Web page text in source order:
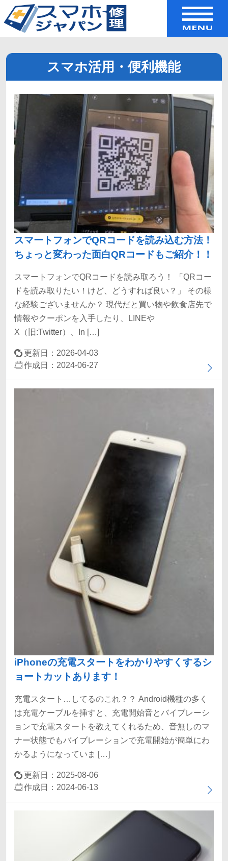
スマホ活用・便利機能
スマートフォンでQRコードを読み込む方法！
ちょっと変わった面白QRコードもご紹介！！
スマートフォンでQRコードを読み取ろう！ 「QRコー
ドを読み取りたい！けど、どうすれば良い？」 その様
な経験ございませんか？ 現代だと買い物や飲食店先で
情報やクーポンを入手したり、LINEや
X（旧:Twitter）、In […]
更新日：2026-04-03
作成日：2024-06-27
iPhoneの充電スタートをわかりやすくするシ
ョートカットあります！
充電スタート…してるのこれ？？ Android機種の多く
は充電ケーブルを挿すと、充電開始音とバイブレーシ
ョンで充電スタートを教えてくれるため、音無しのマ
ナー状態でもバイブレーションで充電開始が簡単にわ
かるようになっていま […]
更新日：2025-08-06
作成日：2024-06-13